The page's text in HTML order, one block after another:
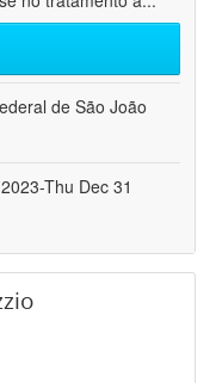
de São João
Thu Dec 31